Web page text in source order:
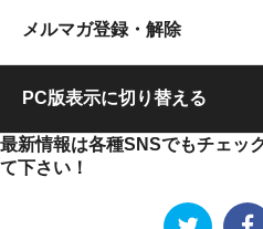
メルマガ登録・解除
PC版表示に切り替える
最新情報は各種SNSでもチェッ
て下さい！